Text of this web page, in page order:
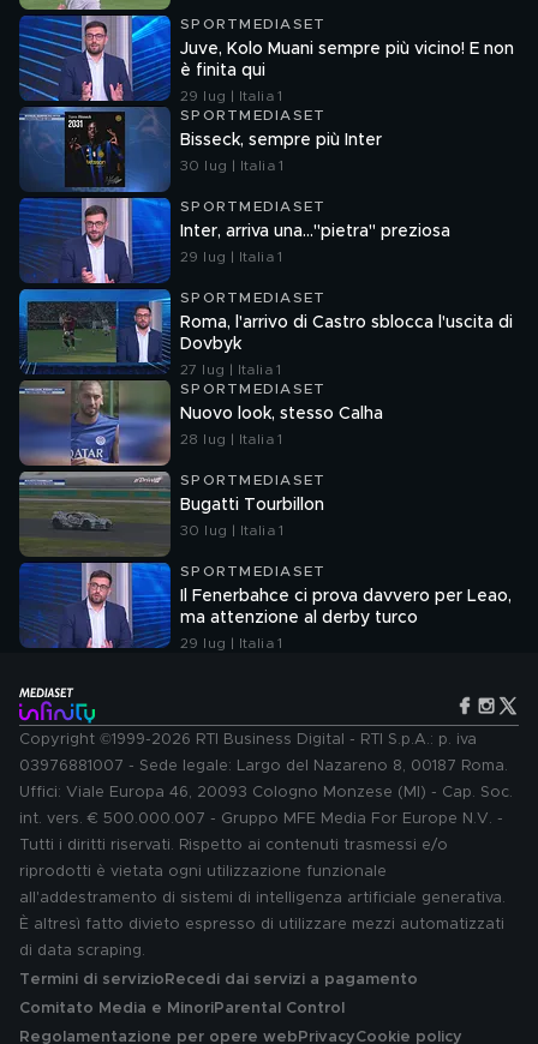
SPORTMEDIASET
Juve, Kolo Muani sempre più vicino! E non
è finita qui
29 lug | Italia 1
SPORTMEDIASET
Bisseck, sempre più Inter
30 lug | Italia 1
SPORTMEDIASET
Inter, arriva una..."pietra" preziosa
29 lug | Italia 1
SPORTMEDIASET
Roma, l'arrivo di Castro sblocca l'uscita di
Dovbyk
27 lug | Italia 1
SPORTMEDIASET
Nuovo look, stesso Calha
28 lug | Italia 1
SPORTMEDIASET
Bugatti Tourbillon
30 lug | Italia 1
SPORTMEDIASET
Il Fenerbahce ci prova davvero per Leao,
ma attenzione al derby turco
29 lug | Italia 1
Copyright ©1999-2026 RTI Business Digital - RTI S.p.A.: p. iva
03976881007 - Sede legale: Largo del Nazareno 8, 00187 Roma.
Uffici: Viale Europa 46, 20093 Cologno Monzese (MI) - Cap. Soc.
int. vers. € 500.000.007 - Gruppo MFE Media For Europe N.V. -
Tutti i diritti riservati. Rispetto ai contenuti trasmessi e/o
riprodotti è vietata ogni utilizzazione funzionale
all'addestramento di sistemi di intelligenza artificiale generativa.
È altresì fatto divieto espresso di utilizzare mezzi automatizzati
di data scraping.
Termini di servizio Recedi dai servizi a pagamento
Comitato Media e MinoriParental Control
Regolamentazione per opere web PrivacyCookie policy